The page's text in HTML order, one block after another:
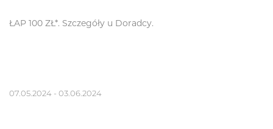
ŁAP 100 ZŁ*. Szczegóły u Doradcy.
07.05.2024 - 03.06.2024